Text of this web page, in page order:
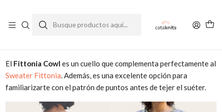
Inicio Patrones Gratuitos Fittonia Cowl - Patrón Gratuito
El Fittonia Cowl es un cuello que complementa perfectamente al
Sweater Fittonia. Además, es una excelente opción para
familiarizarte con el patrón de puntos antes de tejer el suéter.